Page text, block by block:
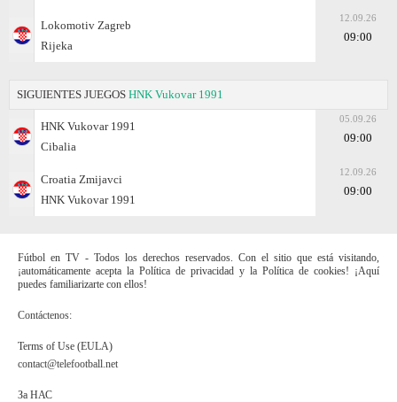
Lokomotiv Zagreb
Rijeka
12.09.26
09:00
SIGUIENTES JUEGOS HNK Vukovar 1991
HNK Vukovar 1991
Cibalia
05.09.26
09:00
Croatia Zmijavci
HNK Vukovar 1991
12.09.26
09:00
Fútbol en TV - Todos los derechos reservados. Con el sitio que está visitando,
¡automáticamente acepta la Política de privacidad y la Política de cookies! ¡Aquí
puedes familiarizarte con ellos!
Contáctenos:
Terms of Use (EULA)
contact@telefootball.net
За НАС